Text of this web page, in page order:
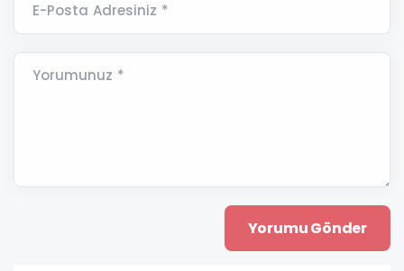
E-Posta Adresiniz *
Yorumunuz *